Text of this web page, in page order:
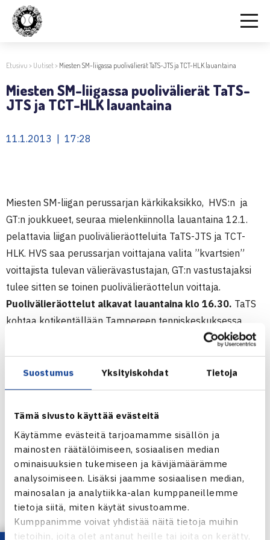
Suostumus Yksityiskohdat Tietoja
Tämä sivusto käyttää evästeitä
Käytämme evästeitä tarjoamamme sisällön ja
mainosten räätälöimiseen, sosiaalisen median
ominaisuuksien tukemiseen ja kävijämäärämme
analysoimiseen. Lisäksi jaamme sosiaalisen median,
mainosalan ja analytiikka-alan kumppaneillemme
tietoja siitä, miten käytät sivustoamme.
Kumppanimme voivat yhdistää näitä tietoja muihin
tietoihin, joita olet antanut heille tai joita on kerätty,
Etusivu > Uutiset> Miesten SM-liigassa puolivälierät TaTS-JTS ja TCT-HLK lauantaina
Miesten SM-liigassa puolivälierät TaTS-
JTS ja TCT-HLK lauantaina
11.1.2013 | 17:28
Miesten SM-liigan perussarjan kärkikaksikko, HVS:n ja
GT:n joukkueet, seuraa mielenkiinnolla lauantaina 12.1.
pelattavia liigan puolivälieräotteluita TaTS-JTS ja TCT-
HLK. HVS saa perussarjan voittajana valita ”kvartsien”
voittajista tulevan välierävastustajan, GT:n vastustajaksi
tulee sitten se toinen puolivälieräottelun voittaja.
Puolivälieräottelut alkavat lauantaina klo 16.30. TaTS
kohtaa kotikentällään Tampereen tenniskeskuksessa
JTS:n ja TCT Esport Centerissä HLK:n. Joukkueet ovat
ilmoittaneet kaksinpeleihin seuraavat pelaajat:
TaTS – JTS
Timi Kivijärvi TaTS – Kalle Nikunen JTS
Matias Kallio TaTS – Lauri Lehikoinen JTS
TCT – HLK
Juho Paukku TCT – Antti Tuomi HLK
Jesper Saarni TCT – Otto Päivinen HLK
Konsta Finnilä TCT – Ilja Orre HLK